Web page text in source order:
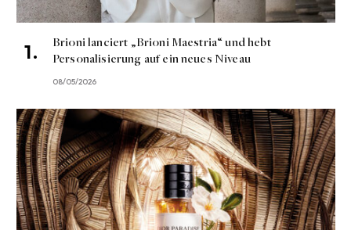
Brioni lanciert „Brioni Maestria“ und hebt
Personalisierung auf ein neues Niveau
08/05/2026